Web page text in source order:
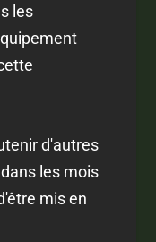
les
d'autres
les mois
mis en